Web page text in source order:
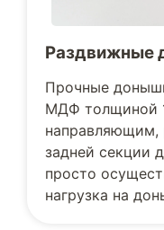
Раздвижные
Прочные
МДФ толщиной
направляющим,
задней секции
просто
нагрузка на